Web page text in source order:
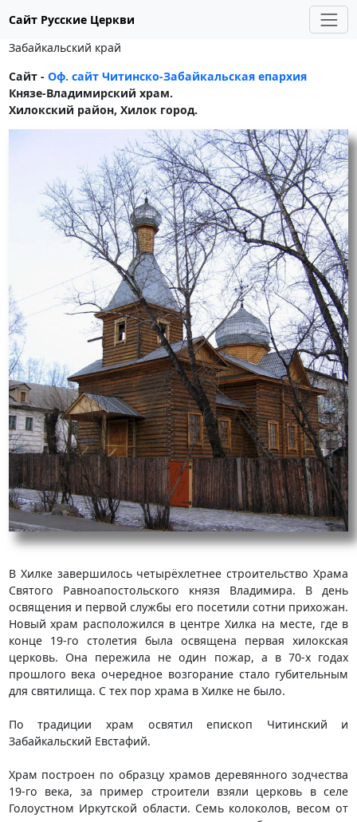
Сайт Русские Церкви
Забайкальский край
Сайт - Оф. сайт Читинско-Забайкальская епархия
Князе-Владимирский храм.
Хилокский район, Хилок город.
В Хилке завершилось четырёхлетнее строительство Храма
Святого Равноапостольского князя Владимира. В день
освящения и первой службы его посетили сотни прихожан.
Новый храм расположился в центре Хилка на месте, где в
конце 19-го столетия была освящена первая хилокская
церковь. Она пережила не один пожар, а в 70-х годах
прошлого века очередное возгорание стало губительным
для святилища. С тех пор храма в Хилке не было.
По традиции храм освятил епископ Читинский и
Забайкальский Евстафий.
Храм построен по образцу храмов деревянного зодчества
19-го века, за пример строители взяли церковь в селе
Голоустном Иркутской области. Семь колоколов, весом от